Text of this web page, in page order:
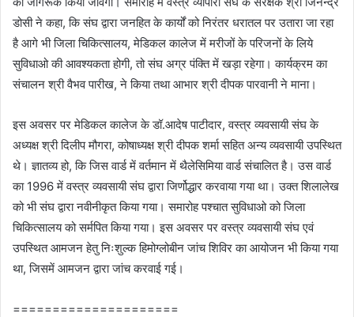
डोसी ने कहा, कि संघ द्वारा जनहित के कार्यों को निरंतर धरातल पर उतारा जा रहा
है आगे भी जिला चिकित्सालय, मेडिकल कालेज में मरीजों के परिजनों के लिये
सुविधाओ की आवश्‍यकता होगी, तो संघ अग्र पंक्ति में खड़ा रहेगा। कार्यक्रम का
संचालन श्री वैभव पारीख, ने किया तथा आभार श्री दीपक पारवानी ने माना।
इस अवसर पर मेडिकल कालेज के डॉ.आदेष पाटीदार, वस्त्र व्यवसायी संघ के
अध्यक्ष श्री दिलीप मौगरा, कोषाध्यक्ष श्री दीपक शर्मा सहित अन्य व्यवसायी उपस्थित
थे। ज्ञातव्य हो, कि जिस वार्ड में वर्तमान में थैलेसिमिया वार्ड संचालित है। उस वार्ड
का 1996 में वस्त्र व्यवसायी संघ द्वारा जिर्णोद्धार करवाया गया था। उक्त शिलालेख
को भी संघ द्वारा नवीनीकृत किया गया। समारोह पश्‍चात सुविधाओ को जिला
चिकित्सालय को सर्मपित किया गया। इस अवसर पर वस्त्र व्यवसायी संघ एवं
उपस्थित आमजन हेतु निःशुल्क हिमोग्‍लोबीन जांच शिविर का आयोजन भी किया गया
था, जिसमें आमजन द्वारा जांच करवाई गई।
=====================